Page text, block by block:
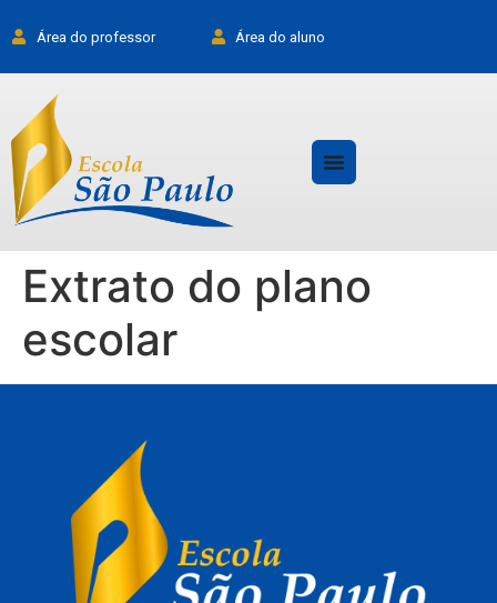
Área do professor Área do aluno
Extrato do plano
escolar